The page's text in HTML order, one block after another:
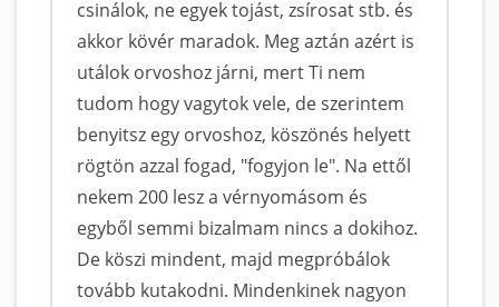
csinálok, ne egyek tojást, zsírosat stb. és
akkor kövér maradok. Meg aztán azért is
utálok orvoshoz járni, mert Ti nem
tudom hogy vagytok vele, de szerintem
benyitsz egy orvoshoz, köszönés helyett
rögtön azzal fogad, "fogyjon le". Na ettől
nekem 200 lesz a vérnyomásom és
egyből semmi bizalmam nincs a dokihoz.
De köszi mindent, majd megpróbálok
tovább kutakodni. Mindenkinek nagyon